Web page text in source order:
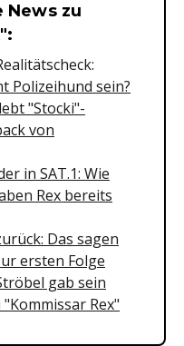
&
News zu
Polizeihund sein?
"Stocki"-
von
in SAT.1: Wie
Rex bereits
Das sagen
ersten Folge
gab sein
Rex"